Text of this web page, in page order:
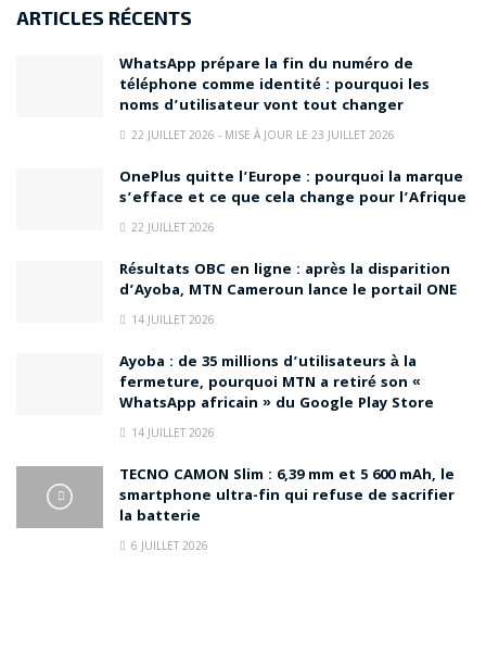
ARTICLES RÉCENTS
WhatsApp prépare la fin du numéro de
téléphone comme identité : pourquoi les
noms d’utilisateur vont tout changer
22 JUILLET 2026 - MISE À JOUR LE 23 JUILLET 2026
OnePlus quitte l’Europe : pourquoi la marque
s’efface et ce que cela change pour l’Afrique
22 JUILLET 2026
Résultats OBC en ligne : après la disparition
d’Ayoba, MTN Cameroun lance le portail ONE
14 JUILLET 2026
Ayoba : de 35 millions d’utilisateurs à la
fermeture, pourquoi MTN a retiré son «
WhatsApp africain » du Google Play Store
14 JUILLET 2026
TECNO CAMON Slim : 6,39 mm et 5 600 mAh, le
smartphone ultra-fin qui refuse de sacrifier
la batterie
6 JUILLET 2026